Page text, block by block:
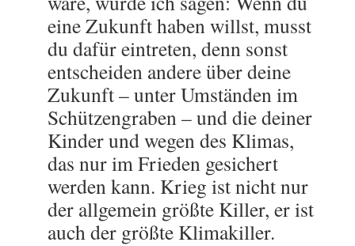
eine Zukunft haben willst, musst
du dafür eintreten, denn sonst
entscheiden andere über deine
Zukunft – unter Umständen im
Schützengraben – und die deiner
Kinder und wegen des Klimas,
das nur im Frieden gesichert
werden kann. Krieg ist nicht nur
der allgemein größte Killer, er ist
auch der größte Klimakiller.